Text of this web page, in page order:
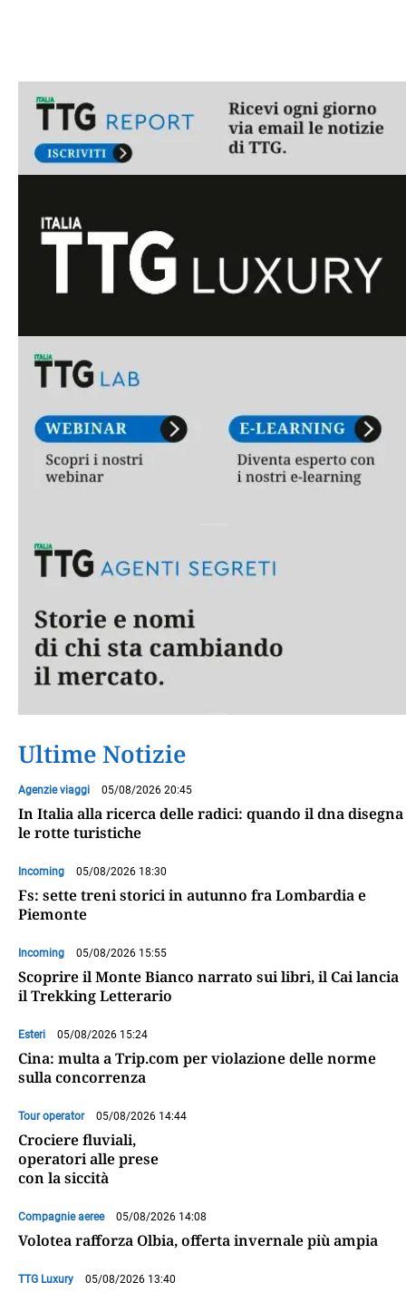
Ultime Notizie
Agenzie viaggi 05/08/2026 20:45
In Italia alla ricerca delle radici: quando il dna disegna
le rotte turistiche
Incoming 05/08/2026 18:30
Fs: sette treni storici in autunno fra Lombardia e
Piemonte
Incoming 05/08/2026 15:55
Scoprire il Monte Bianco narrato sui libri, il Cai lancia
il Trekking Letterario
Esteri 05/08/2026 15:24
Cina: multa a Trip.com per violazione delle norme
sulla concorrenza
Tour operator 05/08/2026 14:44
Crociere fluviali,
operatori alle prese
con la siccità
Compagnie aeree 05/08/2026 14:08
Volotea rafforza Olbia, offerta invernale più ampia
TTG Luxury 05/08/2026 13:40